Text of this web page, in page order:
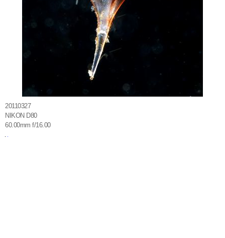
20110327
NIKON D80
60.00mm f/16.00